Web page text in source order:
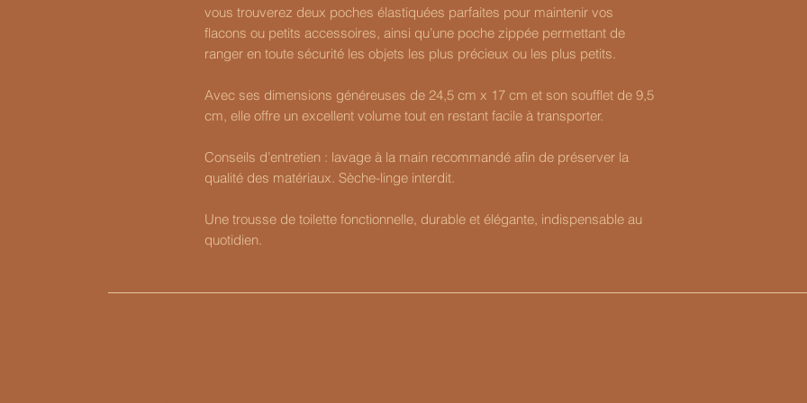
vous trouverez deux poches élastiquées parfaites pour maintenir vos
flacons ou petits accessoires, ainsi qu’une poche zippée permettant de
ranger en toute sécurité les objets les plus précieux ou les plus petits.
Avec ses dimensions généreuses de 24,5 cm x 17 cm et son soufflet de 9,5
cm, elle offre un excellent volume tout en restant facile à transporter.
Conseils d’entretien : lavage à la main recommandé afin de préserver la
qualité des matériaux. Sèche-linge interdit.
Une trousse de toilette fonctionnelle, durable et élégante, indispensable au
quotidien.